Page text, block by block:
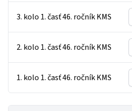
3. kolo 1. časť 46. ročník KMS
2. kolo 1. časť 46. ročník KMS
1. kolo 1. časť 46. ročník KMS